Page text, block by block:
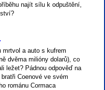
najít sílu k odpuštění,
mrtvol a auto s kufrem
dvěma milióny dolarů), co
ležet? Pádnou odpověď na
Coenové ve svém
románu Cormaca